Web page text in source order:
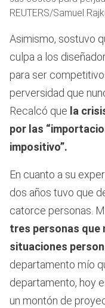
REUTERS/Samuel
Asimismo, sostuvo
culpa a los
para ser
perversidad que
Recalcó que la
por las
impositivo”.
En cuanto a su
dos años tuvo que
catorce personas.
tres personas que
situaciones
departamento mío
departamento, hoy
un montón de